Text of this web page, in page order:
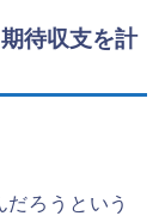
待収支を計
ろうという